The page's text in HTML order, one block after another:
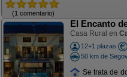
(1 comentario)
El Encanto
Casa Rural en
12+1 plazas
50 km de
Se trata de